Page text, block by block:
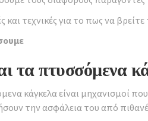
και τεχνικές για το πως να
τα πτυσσόμενα
κάγκελα είναι μηχανισμοί
την ασφάλεια του από